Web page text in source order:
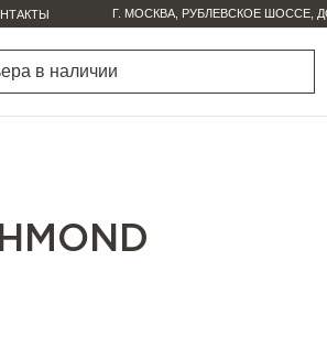
Г. МОСКВА, РУБЛЕВСКОЕ ШОССЕ,